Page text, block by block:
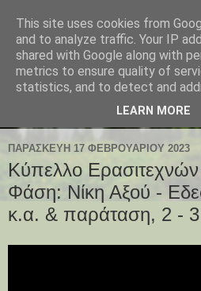
ΠΑΡΑΣΚΕΥΉ 17 ΦΕΒΡΟΥΑΡΊΟΥ 2023
Κύπελλο Ερασιτεχνών
Φάση: Νίκη Αξού -
κ.α. & παράταση, 2 - 3
This site uses cookies from
and to analyze traffic. Your IP
shared with Google along with
metrics to ensure quality of
statistics, and to detect and
LEARN MORE